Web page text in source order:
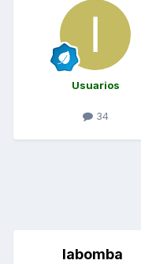
Usuarios
34
labomba